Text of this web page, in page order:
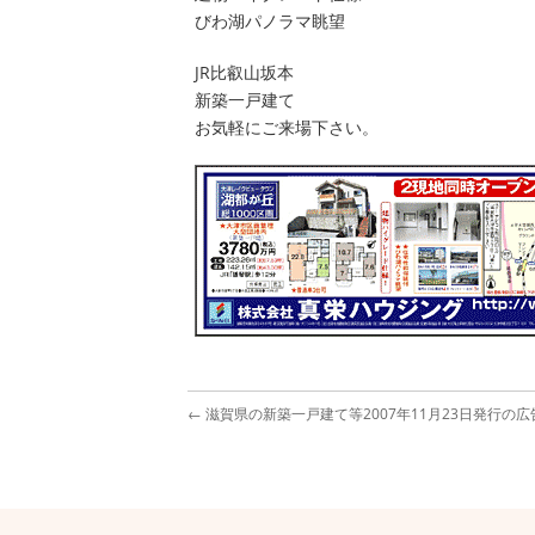
びわ湖パノラマ眺望
JR比叡山坂本
新築一戸建て
お気軽にご来場下さい。
← 滋賀県の新築一戸建て等2007年11月23日発行の広